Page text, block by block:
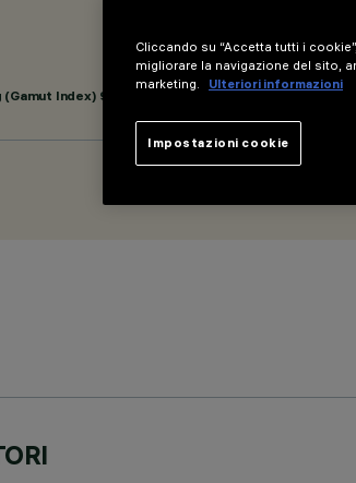
Index) 98
Cliccando su “Accetta tutti i
migliorare la navigazione del sito,
marketing.
Ulteriori informazioni
Impostazioni cookie